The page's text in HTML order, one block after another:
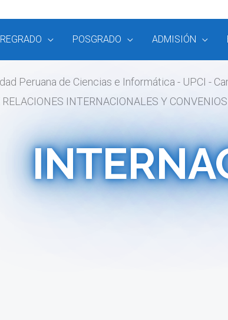
POSGRADO ADMISIÓN
Peruana de Ciencias e Informática - UPCI -
RELACIONES INTERNACIONALES Y